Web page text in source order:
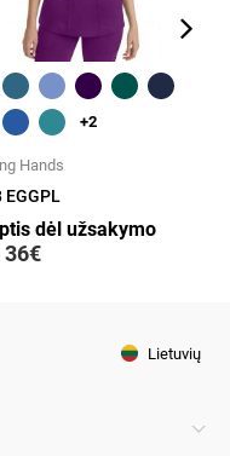
Greita peržiūra
+2
Hands
EGGPL
dėl užsakymo
36€
Lietuvių